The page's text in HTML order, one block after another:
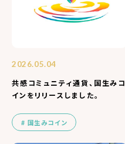
2026.05.04
共感コミュニティ通貨、国生みコ
インをリリースしました。
国生みコイン